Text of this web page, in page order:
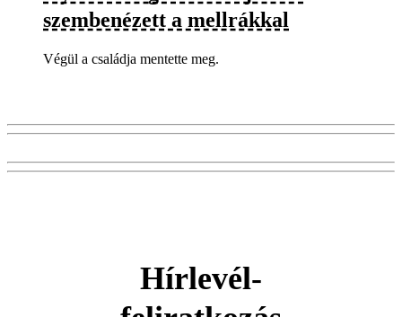
szembenézett a mellrákkal
Végül a családja mentette meg.
Hírlevél-